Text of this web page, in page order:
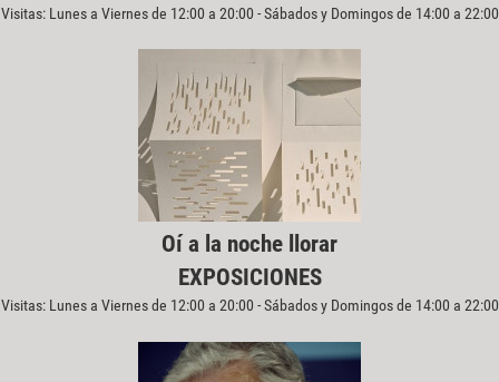
Visitas: Lunes a Viernes de 12:00 a 20:00 - Sábados y Domingos de 14:00 a 22:00
Oí a la noche llorar
EXPOSICIONES
Visitas: Lunes a Viernes de 12:00 a 20:00 - Sábados y Domingos de 14:00 a 22:00